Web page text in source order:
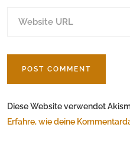
Diese Website verwendet
Erfahre, wie deine